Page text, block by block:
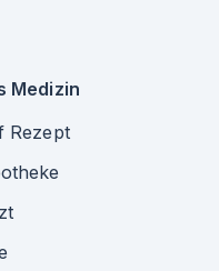
Medizin
Rezept